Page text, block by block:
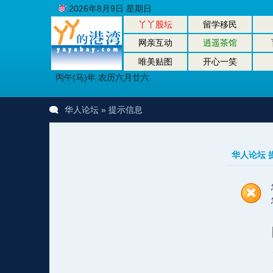
丫丫股坛
留学移民
网亲互动
逍遥茶馆
唯美贴图
开心一笑
丙午(马)年 农历六月廿六
2026年8月9日 星期日
华人论坛» 提示信息
华人论坛